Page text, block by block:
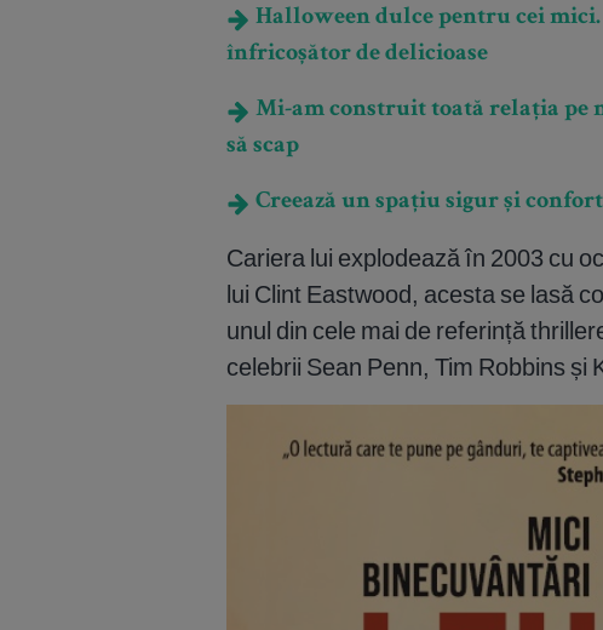
Halloween dulce pentru cei
înfricoșător de delicioase
Mi-am construit toată relația pe
să scap
Creează un spațiu sigur și
Cariera lui explodează în 2003 cu
lui Clint Eastwood, acesta se lasă
unul din cele mai de referință
celebrii Sean Penn, Tim Robbins și